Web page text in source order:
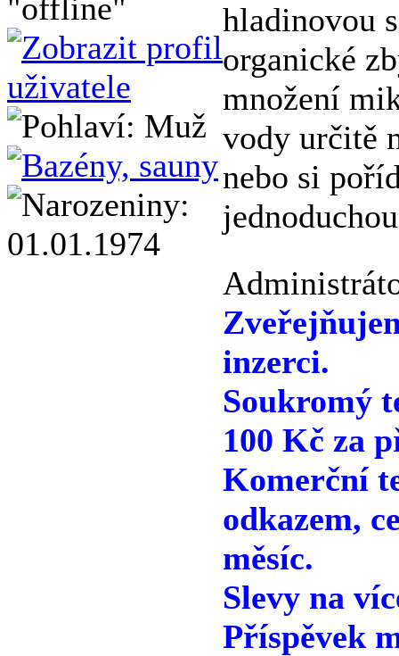
hladinovou
organické
množení
vody určitě
nebo si
inzerci.
Soukromý
100 Kč za
Komerční
odkazem,
měsíc.
Slevy na
Příspěvek